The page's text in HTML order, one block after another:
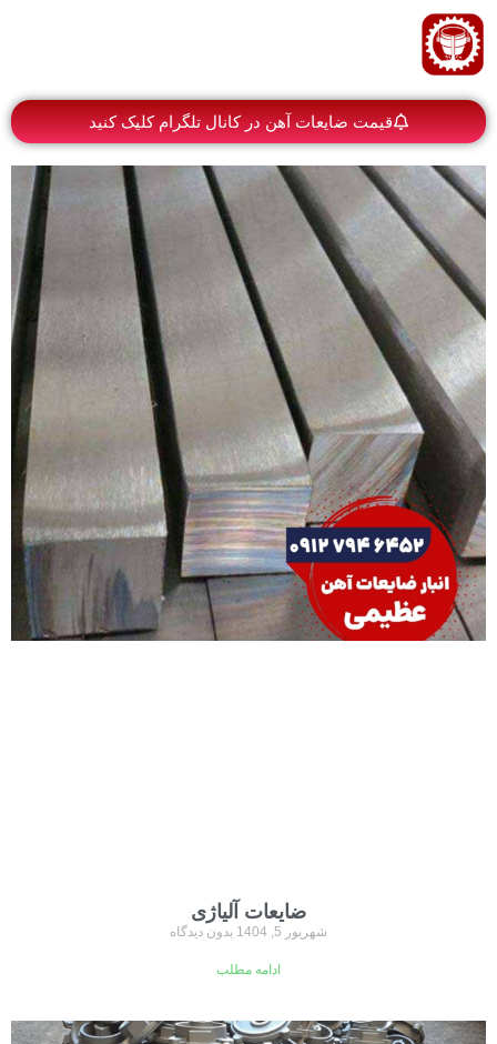
قیمت ضایعات آهن در کانال تلگرام کلیک کنید
ضایعات آلیاژی
شهریور 5, 1404 بدون دیدگاه
ادامه مطلب